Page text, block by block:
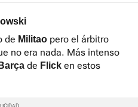
de Militao pero el árbitro
no era nada. Más intenso
Barça de Flick en estos